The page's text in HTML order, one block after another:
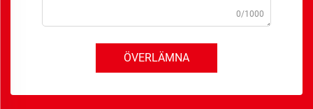
0/1000
ÖVERLÄMNA